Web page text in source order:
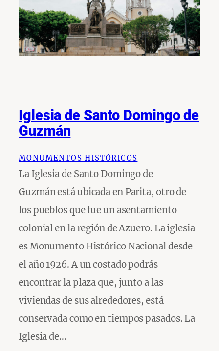
Iglesia de Santo Domingo de
Guzmán
MONUMENTOS HISTÓRICOS
La Iglesia de Santo Domingo de
Guzmán está ubicada en Parita, otro de
los pueblos que fue un asentamiento
colonial en la región de Azuero. La iglesia
es Monumento Histórico Nacional desde
el año 1926. A un costado podrás
encontrar la plaza que, junto a las
viviendas de sus alrededores, está
conservada como en tiempos pasados. La
Iglesia de…